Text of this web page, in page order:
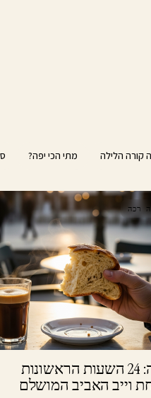
קורה הלילה מתי הכי יפה?
רכה
אתונה: 24 השעות הראשונות
וייב האביב המושלם